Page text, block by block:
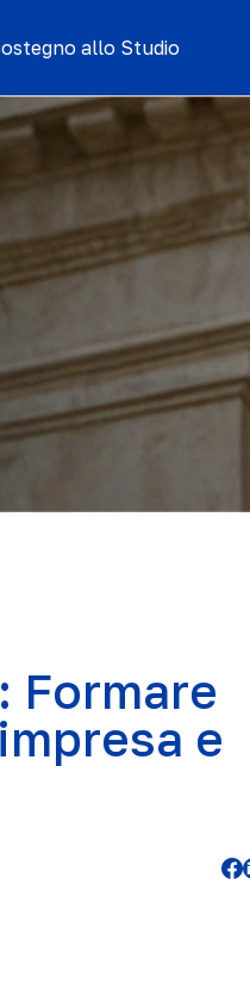
allo Studio
Formare
e